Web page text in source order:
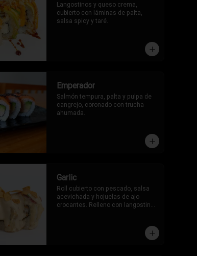
Langostinos y queso crema,
cubierto con láminas de palta,
salsa spicy y taré.
Emperador
Salmón tempura, palta y pulpa de
cangrejo, coronado con trucha
ahumada.
Garlic
Roll cubierto con pescado, salsa
acevichada y hojuelas de ajo
crocantes. Relleno con langostinos